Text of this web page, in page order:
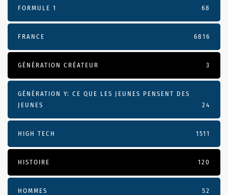
FORMULE 1 68
FRANCE 6816
GÉNÉRATION CRÉATEUR 3
GÉNÉRATION Y: CE QUE LES JEUNES PENSENT DES
JEUNES
24
HIGH TECH 1511
HISTOIRE 120
HOMMES 52